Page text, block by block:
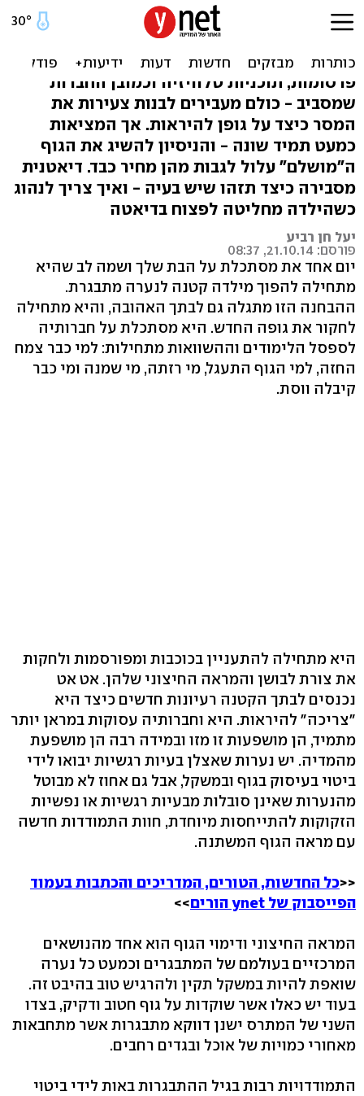
כך תדעו: האם בתכם בסיכון
להפרעות אכילה?
פרסומות, תוכניות טלוויזיה וכמובן החברות
שמסביב - כולם מעבירים לבנות צעירות את
המסר כיצד על גופן להיראות. אך המציאות
כמעט תמיד שונה - והניסיון להשיג את הגוף
ה"מושלם" עלול לגבות מהן מחיר כבד. דיאטנית
מסבירה כיצד תזהו שיש בעיה - ואיך צריך לנהוג
כשהילדה מחליטה לפצוח בדיאטה
יעל חן רביע
פורסם: 21.10.14, 08:37
יום אחד את מסתכלת על הבת שלך ושמה לב שהיא
מתחילה להפוך מילדה קטנה לנערה מתבגרת.
ההבחנה הזו מתגלה גם לבתך האהובה, והיא מתחילה
לחקור את גופה החדש. היא מסתכלת על חברותיה
לספסל הלימודים וההשוואות מתחילות: למי כבר צמח
החזה, למי הגוף התעגל, מי רזתה, מי שמנה ומי כבר
קיבלה ווסת.
היא מתחילה להתעניין בכוכבות ומפורסמות ולחקות
את צורת לבושן והמראה החיצוני שלהן. אט אט
נכנסים לבתך הקטנה רעיונות חדשים כיצד היא
"צריכה" להיראות. היא וחברותיה עסוקות במראן יותר
מתמיד, הן מושפעות זו מזו ובמידה רבה הן מושפעת
מהמדיה. יש נערות שאצלן בעיות רגשיות יבואו לידי
ביטוי בעיסוק בגוף ובמשקל, אבל גם אחוז לא מבוטל
מהנערות שאינן סובלות מבעיות רגשיות או נפשיות
הזקוקות להתייחסות מיוחדת, חוות התמודדות חדשה
עם מראה הגוף המשתנה.
<<כל החדשות, הטורים, המדריכים והכתבות בעמוד
הפייסבוק של ynet הורים
>>
המראה החיצוני ודימוי הגוף הוא אחד מהנושאים
המרכזיים בעולמם של המתבגרים וכמעט כל נערה
שואפת להיות במשקל תקין ולהרגיש טוב בהיבט זה.
בעוד יש כאלו אשר שוקדות על גוף חטוב ודקיק, בצדו
השני של המתרס ישנן דווקא מתבגרות אשר מתחבאות
מאחורי כמויות של אוכל ובגדים רחבים.
התמודדויות רבות בגיל ההתבגרות באות לידי ביטוי